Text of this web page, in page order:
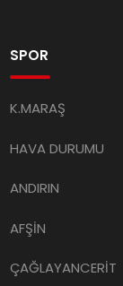
SPOR
K.MARAŞ
HAVA DURUMU
ANDIRIN
AFŞİN
ÇAĞLAYANCERİT